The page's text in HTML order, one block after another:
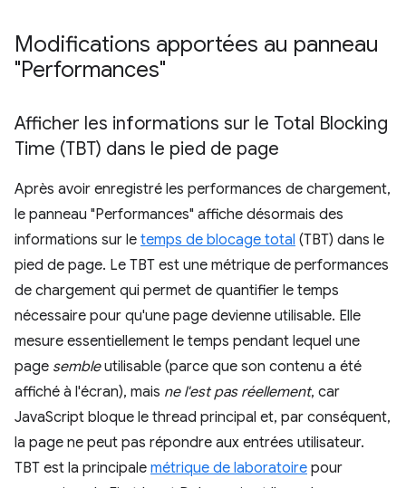
Modifications apportées au panneau
"Performances"
Afficher les informations sur le Total Blocking
Time (TBT) dans le pied de page
Après avoir enregistré les performances de chargement,
le panneau "Performances" affiche désormais des
informations sur le temps de blocage total (TBT) dans le
pied de page. Le TBT est une métrique de performances
de chargement qui permet de quantifier le temps
nécessaire pour qu'une page devienne utilisable. Elle
mesure essentiellement le temps pendant lequel une
page sembleutilisable (parce que son contenu a été
affiché à l'écran), mais ne l'est pas réellement, car
JavaScript bloque le thread principal et, par conséquent,
la page ne peut pas répondre aux entrées utilisateur.
TBT est la principale métrique de laboratoire pour